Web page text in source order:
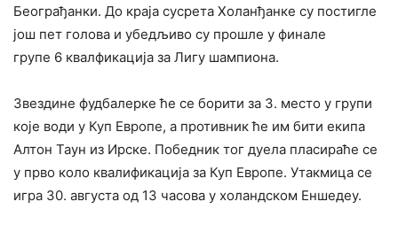
Београђанки. До краја сусрета Холанђанке су постигле
још пет голова и убедљиво су прошле у финале
групе 6 квалфикација за Лигу шампиона.
Звездине фудбалерке ће се борити за 3. место у групи
које води у Куп Европе, а противник ће им бити екипа
Алтон Таун из Ирске. Победник тог дуела пласираће се
у прво коло квалификација за Куп Европе. Утакмица се
игра 30. августа од 13 часова у холандском Еншедеу.